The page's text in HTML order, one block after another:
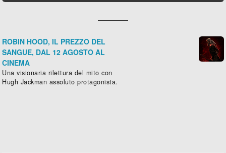
ROBIN HOOD, IL PREZZO DEL
SANGUE, DAL 12 AGOSTO AL
CINEMA
Una visionaria rilettura del mito con
Hugh Jackman assoluto protagonista.